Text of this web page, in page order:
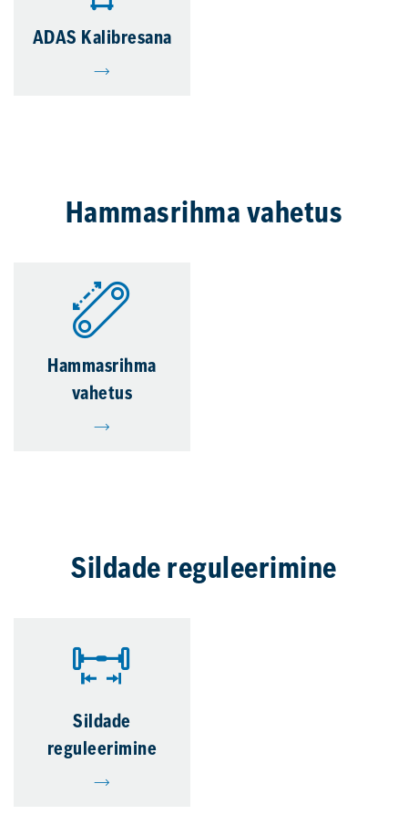
ADAS Kalibresana
Hammasrihma vahetus
Hammasrihma
vahetus
Sildade reguleerimine
Sildade
reguleerimine